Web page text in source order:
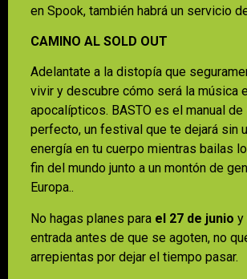
en Spook, también habrá un servicio
CAMINO AL SOLD OUT
Adelantate a la distopía que
vivir y descubre cómo será la música
apocalípticos. BASTO es el manual
perfecto, un festival que te dejará sin
energía en tu cuerpo mientras bailas
fin del mundo junto a un montón de
Europa..
No hagas planes para el 27 de junio y
entrada antes de que se agoten, no
arrepientas por dejar el tiempo pasar.